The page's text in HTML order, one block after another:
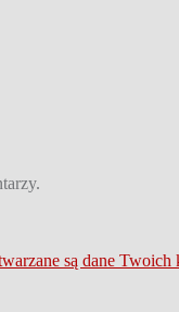
są dane Twoich